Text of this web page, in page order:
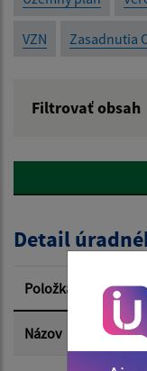
VZN Zasadnutia
Filtrovať obsah
Popis:
Dátum
Dátum
Detail
Položka
Názov